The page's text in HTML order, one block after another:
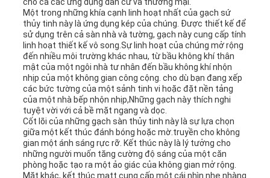
cho cả các ứng dụng dân cư và thương mại.
Một trong những khía cạnh linh hoạt nhất của gạch sứ
thủy tinh này là ứng dụng kép của chúng. Được thiết kế để
sử dụng trên cả sàn nhà và tường, gạch này cung cấp tính
linh hoạt thiết kế vô song.Sự linh hoạt của chúng mở rộng
đến nhiều môi trường khác nhau, từ bầu không khí thân
mật của một ngôi nhà tư nhân đến bầu không khí nhộn
nhịp của một không gian công cộng. cho dù bạn đang xếp
các bức tường của một sảnh tinh vi hoặc đặt nền tảng
của một nhà bếp nhộn nhịp,Những gạch này thích nghi
tuyệt vời với cả bề mặt ngang và dọc.
Cốt lõi của những gạch sàn thủy tinh này là sự lựa chọn
giữa một kết thúc đánh bóng hoặc mờ.truyền cho không
gian một ánh sáng rực rỡ. Kết thúc này là lý tưởng cho
những người muốn tăng cường độ sáng của một căn
phòng hoặc tạo ra một ảo giác của không gian mở rộng.
Mặt khác, kết thúc matt cung cấp một cái nhìn nhẹ nhàng